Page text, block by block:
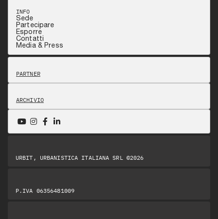
INFO
Sede
Partecipare
Esporre
Contatti
Media & Press
PARTNER
ARCHIVIO
URBIT, URBANISTICA ITALIANA SRL ©2026
P.IVA 06356481009